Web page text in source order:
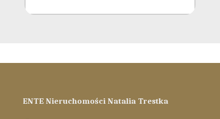
ENTE Nieruchomości Natalia Trestka